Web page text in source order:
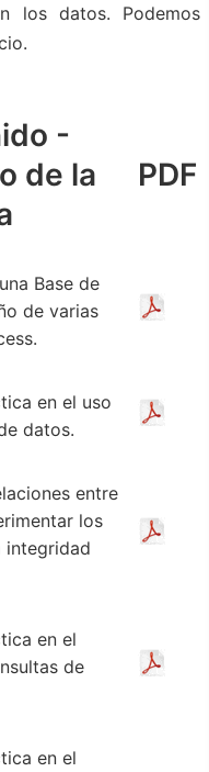
los datos. Podemos
-
de la
PDF
Base de
de varias
en el uso
datos.
entre
los
integridad
en el
de
en el